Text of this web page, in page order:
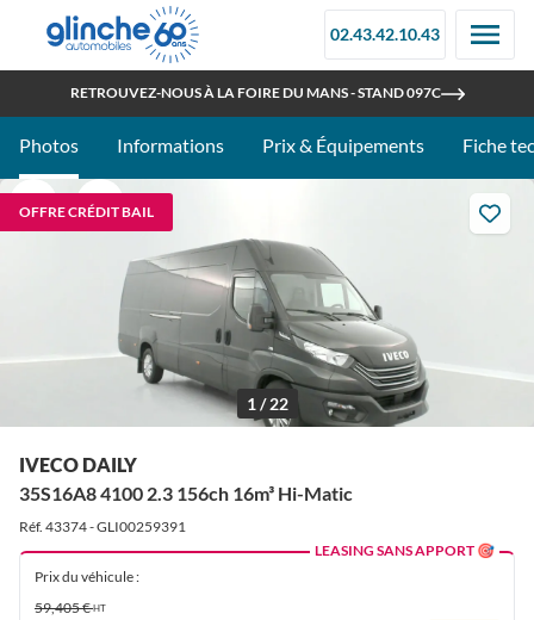
02.43.42.10.43
RETROUVEZ-NOUS À LA FOIRE DU MANS - STAND 097C
OUVERT TOUT L'ÉTÉ
Photos Informations Prix & Équipements Fiche
OFFRE CRÉDIT BAIL
1 / 22
IVECO DAILY
35S16A8 4100 2.3 156ch 16m³ Hi-Matic
Réf. 43374 - GLI00259391
Prix du véhicule :
59,405 €HT
LEASING SANS APPORT 🎯